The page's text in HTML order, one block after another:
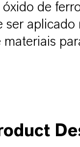
de
ser aplicado